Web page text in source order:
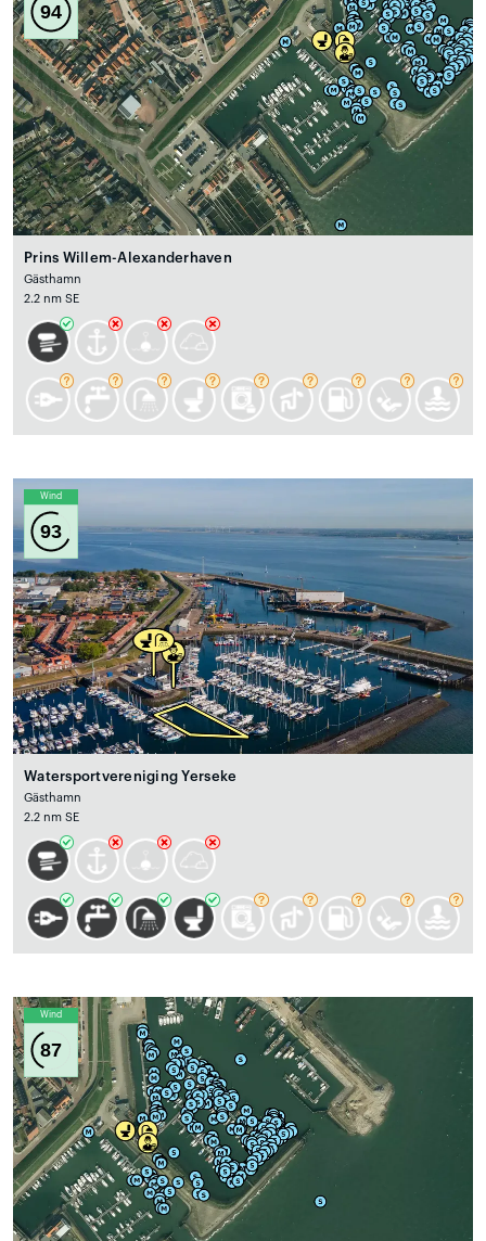
94
Prins Willem-Alexanderhaven
Gästhamn
2.2 nm SE
Wind
93
Watersportvereniging Yerseke
Gästhamn
2.2 nm SE
Wind
87